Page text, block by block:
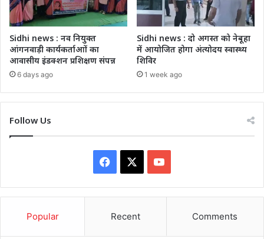
Sidhi news : नव नियुक्त
आंगनवाड़ी कार्यकर्ताआों का
आवासीय इंडक्शन प्रशिक्षण संपन्न
6 days ago
Sidhi news : दो अगस्त को नेबूहा
में आयोजित होगा अंत्योदय स्वास्थ्य
शिविर
1 week ago
Follow Us
Facebook YouTube
Popular Recent Comments